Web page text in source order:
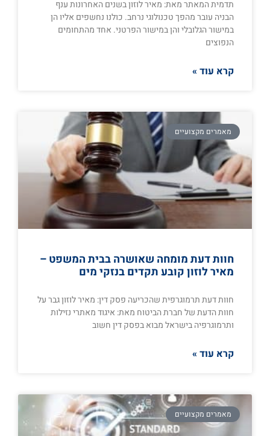
תדמית המאתר מאת: מאיר לוזון בשנים האחרונות ענף
הבניה עובר מהפך טכנולוגי נרחב. כולנו נחשפים אליו הן
במישור הגלובלי והן במישור הפרטני. אחד מהתחומים
הנפוצים
קרא עוד »
מאמרים מקצועיים
חוות דעת מומחה שאושרה בבית המשפט –
מאיר לוזון קובע תקדים בנזקי מים
חוות דעת תרמוגרפית שהכריעה פסק דין: מאיר לוזון גבר על
חוות הדעת של חברת הביטוח מאת: איגוד מאתרי נזילות
ותרמוגרפיה בישראל מבוא בפסק דין חשוב
קרא עוד »
מאמרים מקצועיים